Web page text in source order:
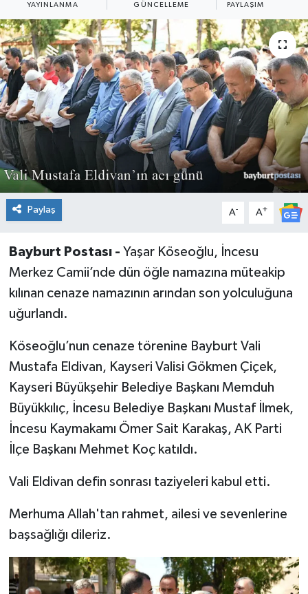
YAYINLANMA GÜNCELLEME PAYLAŞIM
Paylaş A- A+
Bayburt Postası - Yaşar Köseoğlu, İncesu
Merkez Camii’nde dün öğle namazına müteakip
kılınan cenaze namazının arından son yolculuğuna
uğurlandı.
Köseoğlu’nun cenaze törenine Bayburt Vali
Mustafa Eldivan, Kayseri Valisi Gökmen Çiçek,
Kayseri Büyükşehir Belediye Başkanı Memduh
Büyükkılıç, İncesu Belediye Başkanı Mustaf İlmek,
İncesu Kaymakamı Ömer Sait Karakaş, AK Parti
İlçe Başkanı Mehmet Koç katıldı.
Vali Eldivan defin sonrası taziyeleri kabul etti.
Merhuma Allah'tan rahmet, ailesi ve sevenlerine
başsağlığı dileriz.